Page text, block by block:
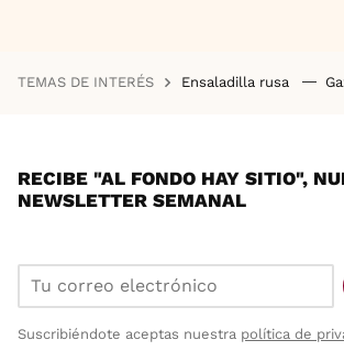
TEMAS DE INTERÉS Ensaladilla rusa
RECIBE "AL FONDO HAY SITIO",
NEWSLETTER SEMANAL
Suscribiéndote aceptas nuestra política de